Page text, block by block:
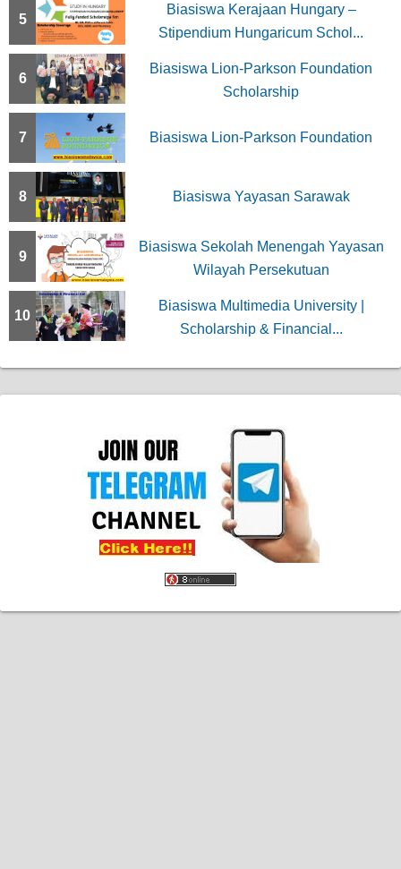
5
Biasiswa Kerajaan Hungary –
Stipendium Hungaricum Schol...
6
Biasiswa Lion-Parkson Foundation
Scholarship
7 Biasiswa Lion-Parkson Foundation
8 Biasiswa Yayasan Sarawak
9
Biasiswa Sekolah Menengah Yayasan
Wilayah Persekutuan
10
Biasiswa Multimedia University |
Scholarship & Financial...